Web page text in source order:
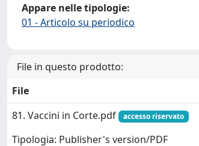
Appare nelle tipologie:
01 - Articolo su periodico
File in questo prodotto:
File
81. Vaccini in Corte.pdf
accesso riservato
Tipologia: Publisher's version/PDF